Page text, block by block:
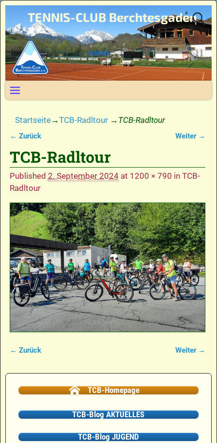
TENNIS-CLUB Berchtesgaden
Startseite→TCB-Radltour → TCB-Radltour
← Zurück Weiter →
TCB-Radltour
Published 2. September 2024at 1200 × 790 in TCB-
Radltour
← Zurück Weiter →
TCB-Homepage
TCB-Blog AKTUELLES
TCB-Blog JUGEND